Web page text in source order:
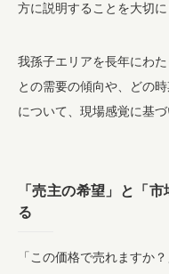
方に説明することを大切に
我孫子エリアを長年にわ
との需要の傾向や、どの
について、現場感覚に基
「売主の希望」と「
る
「この価格で売れますか